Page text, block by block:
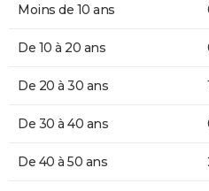
Moins de 10 ans
De 10 à 20 ans
De 20 à 30 ans
De 30 à 40 ans
De 40 à 50 ans